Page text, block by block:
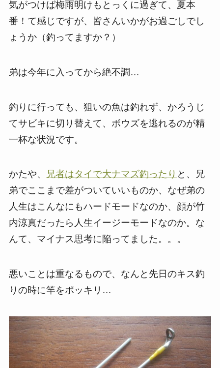
気がつけば梅雨明けもとっくに過ぎて、夏本
番！て感じですが、皆さんいかがお過ごしでし
ょうか（釣ってますか？）
弟は今年に入ってから絶不調…
釣りに行っても、狙いの魚は釣れず、かろうじ
てサビキに切り替えて、ボウズを逃れるのが精
一杯な状況です。
かたや、 兄者はタイで大ナマズ釣ったり と、兄
弟でここまで差がついていいものか、なぜ弟の
人生はこんなにもハードモードなのか、顔が竹
内涼真だったら人生イージーモードなのか。な
んて、マイナス思考に陥ってました。。。
悪いことは重なるもので、なんと先日のキス釣
りの時に竿をポッキリ…